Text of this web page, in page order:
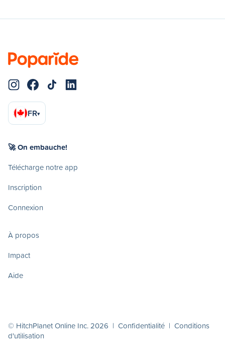
FR▾
🚀 On embauche!
Télécharge notre app
Inscription
Connexion
À propos
Impact
Aide
© HitchPlanet Online Inc. 2026 | Confidentialité | Conditions
d'utilisation